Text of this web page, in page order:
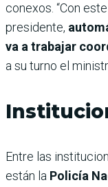
conexos. “Con
presidente,
va a trabajar
a su turno el
Entre las
están la Policía